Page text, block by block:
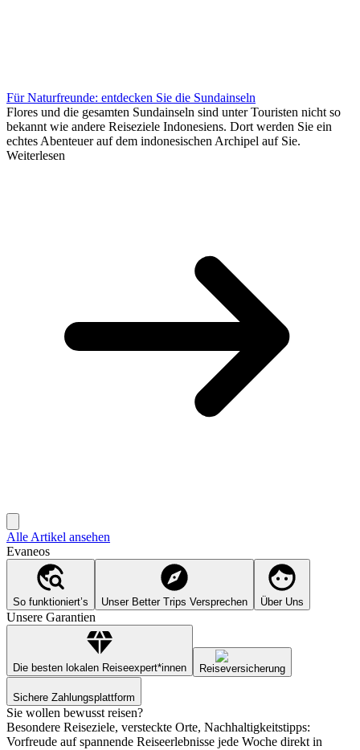
Für Naturfreunde: entdecken Sie die Sundainseln
Flores und die gesamten Sundainseln sind unter Touristen nicht so
bekannt wie andere Reiseziele Indonesiens. Dort werden Sie ein
echtes Abenteuer auf dem indonesischen Archipel auf Sie.
Weiterlesen
Alle Artikel ansehen
Evaneos
So funktioniert’s Unser Better Trips Versprechen Über Uns
Unsere Garantien
Die besten lokalen Reiseexpert*innen Reiseversicherung
Sichere Zahlungsplattform
Sie wollen bewusst reisen?
Besondere Reiseziele, versteckte Orte, Nachhaltigkeitstipps:
Vorfreude auf spannende Reiseerlebnisse jede Woche direkt in